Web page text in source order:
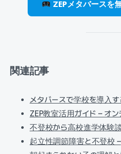
ZEPメタバースを
関連記事
メタバースで学校を導入
ZEP教室活用ガイド – オ
不登校から高校進学体験
起立性調節障害と不登校 –